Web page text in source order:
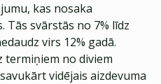
kas nosaka
Tās svārstās no 7% līdz
virs 12% gadā.
termiņiem no diviem
vidējais aizdevuma